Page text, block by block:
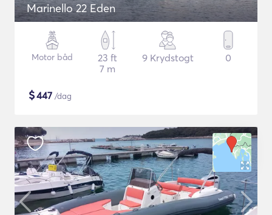
Marinello 22 Eden
Motor båd
23 ft
7 m
9 Krydstogt 0
$447 /dag